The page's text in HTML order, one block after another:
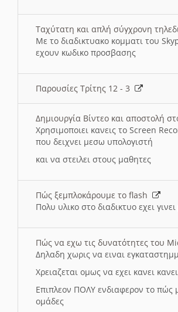
Ταχύτατη και απλή σύγχρονη
Με το διαδικτυακο κομματι του
εχουν κωδικο προσβασης
Παρουσίες Τρίτης 12 - 3
Δημιουργία Βίντεο και αποστολή
Χρησιμοποιει κανεις το Screen
που δειχνει μεσω υπολογιστή
και να στειλει στους μαθητες
Πώς ξεμπλοκάρουμε το flash
Πολυ υλικο στο διαδικτυο εχει
Πώς να εχω τις δυνατότητες του
Δηλαδη χωρις να ειναι
Χρειαζεται ομως να εχει κανει
Επιπλεον ΠΟΛΥ ενδιαφερον το
ομάδες